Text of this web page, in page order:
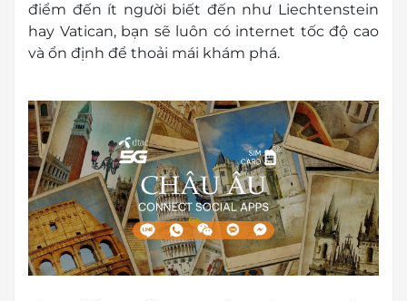
điểm đến ít người biết đến như Liechtenstein
hay Vatican, bạn sẽ luôn có internet tốc độ cao
và ổn định để thoải mái khám phá.